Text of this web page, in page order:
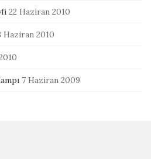
22 Haziran 2010
Haziran 2010
7 Haziran 2009